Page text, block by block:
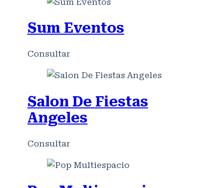
Sum Eventos
Consultar
Salon De Fiestas
Angeles
Consultar